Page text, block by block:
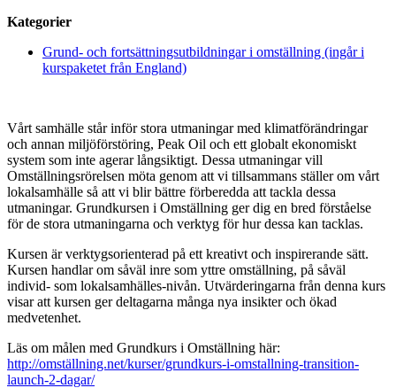
Kategorier
Grund- och fortsättningsutbildningar i omställning (ingår i
kurspaketet från England)
Vårt samhälle står inför stora utmaningar med klimatförändringar
och annan miljöförstöring, Peak Oil och ett globalt ekonomiskt
system som inte agerar långsiktigt. Dessa utmaningar vill
Omställningsrörelsen möta genom att vi tillsammans ställer om vårt
lokalsamhälle så att vi blir bättre förberedda att tackla dessa
utmaningar. Grundkursen i Omställning ger dig en bred förståelse
för de stora utmaningarna och verktyg för hur dessa kan tacklas.
Kursen är verktygsorienterad på ett kreativt och inspirerande sätt.
Kursen handlar om såväl inre som yttre omställning, på såväl
individ- som lokalsamhälles-nivån. Utvärderingarna från denna kurs
visar att kursen ger deltagarna många nya insikter och ökad
medvetenhet.
Läs om målen med Grundkurs i Omställning här:
http://omställning.net/kurser/grundkurs-i-omstallning-transition-
launch-2-dagar/